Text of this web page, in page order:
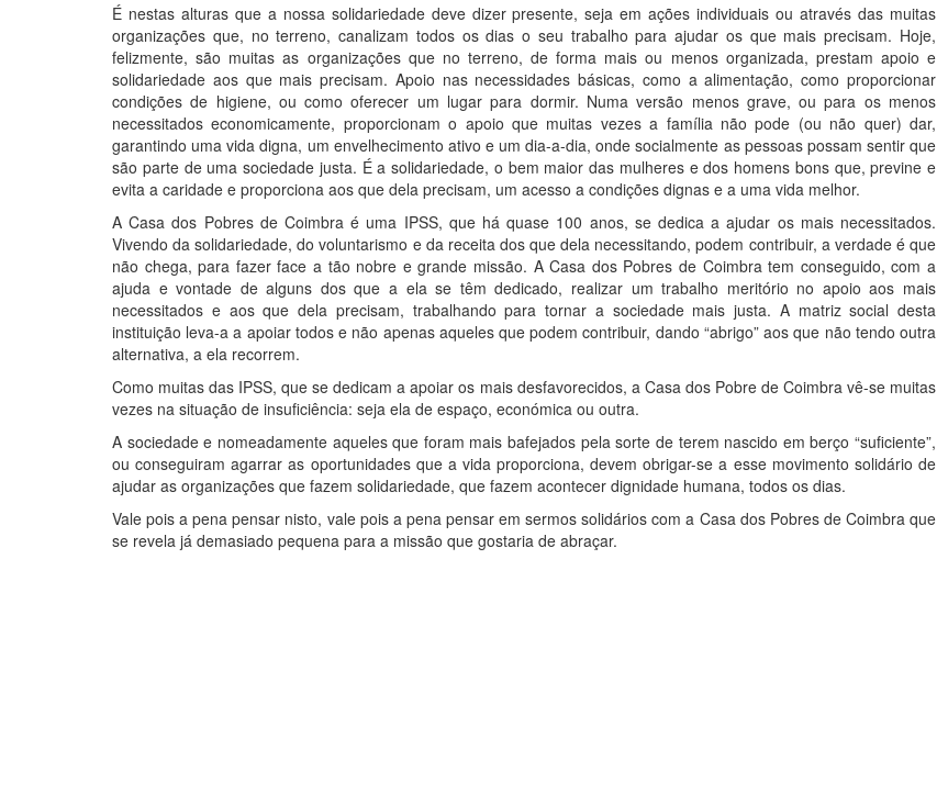
É nestas alturas que a nossa solidariedade deve dizer presente, seja em ações individuais ou através das muitas
organizações que, no terreno, canalizam todos os dias o seu trabalho para ajudar os que mais precisam. Hoje,
felizmente, são muitas as organizações que no terreno, de forma mais ou menos organizada, prestam apoio e
solidariedade aos que mais precisam. Apoio nas necessidades básicas, como a alimentação, como proporcionar
condições de higiene, ou como oferecer um lugar para dormir. Numa versão menos grave, ou para os menos
necessitados economicamente, proporcionam o apoio que muitas vezes a família não pode (ou não quer) dar,
garantindo uma vida digna, um envelhecimento ativo e um dia-a-dia, onde socialmente as pessoas possam sentir que
são parte de uma sociedade justa. É a solidariedade, o bem maior das mulheres e dos homens bons que, previne e
evita a caridade e proporciona aos que dela precisam, um acesso a condições dignas e a uma vida melhor.
A Casa dos Pobres de Coimbra é uma IPSS, que há quase 100 anos, se dedica a ajudar os mais necessitados.
Vivendo da solidariedade, do voluntarismo e da receita dos que dela necessitando, podem contribuir, a verdade é que
não chega, para fazer face a tão nobre e grande missão. A Casa dos Pobres de Coimbra tem conseguido, com a
ajuda e vontade de alguns dos que a ela se têm dedicado, realizar um trabalho meritório no apoio aos mais
necessitados e aos que dela precisam, trabalhando para tornar a sociedade mais justa. A matriz social desta
instituição leva-a a apoiar todos e não apenas aqueles que podem contribuir, dando “abrigo” aos que não tendo outra
alternativa, a ela recorrem.
Como muitas das IPSS, que se dedicam a apoiar os mais desfavorecidos, a Casa dos Pobre de Coimbra vê-se muitas
vezes na situação de insuficiência: seja ela de espaço, económica ou outra.
A sociedade e nomeadamente aqueles que foram mais bafejados pela sorte de terem nascido em berço “suficiente”,
ou conseguiram agarrar as oportunidades que a vida proporciona, devem obrigar-se a esse movimento solidário de
ajudar as organizações que fazem solidariedade, que fazem acontecer dignidade humana, todos os dias.
Vale pois a pena pensar nisto, vale pois a pena pensar em sermos solidários com a Casa dos Pobres de Coimbra que
se revela já demasiado pequena para a missão que gostaria de abraçar.